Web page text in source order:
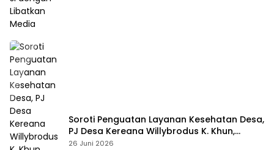
Soroti Penguatan Layanan Kesehatan Desa,
PJ Desa Kereana Willybrodus K. Khun,
Dukung Penuh Pelatihan Kader Posyandu
26 Juni 2026